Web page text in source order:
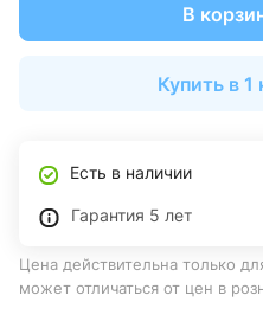
В
Купить в 1
Есть в наличии
Гарантия 5 лет
Цена действительна только
может отличаться от цен в